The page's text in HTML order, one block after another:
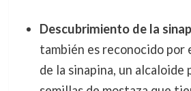
Descubrimiento de la
también es reconocido por
de la sinapina, un alcaloide